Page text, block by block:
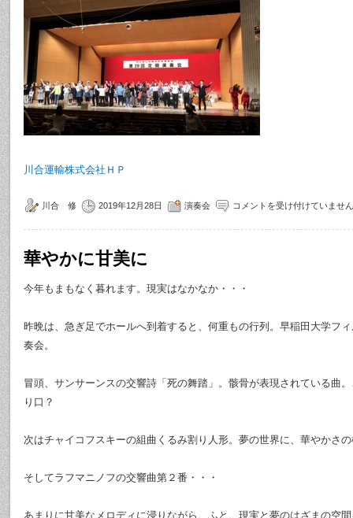
川合運輸株式会社ＨＰ
川合 修 2019年12月28日 演奏会 コメントを受け付けていませ
華やかに甘美に
今年もまもなく暮れます。現実はなかなか・・・
昨晩は、急ぎ足でホールへ到着すると、何重もの行列。早稲田大学フ
奏会。
冒頭、サンサーンスの交響詩「死の舞踏」。骸骨が表現されている曲
り口？
次はチャイコフスキーの組曲くるみ割り人形。夢の世界に、華やかさ
そしてラフマニノフの交響曲第２番・・・
あまりに甘美なメロディに浸りながら、ふと、現実と夢のはざまの空